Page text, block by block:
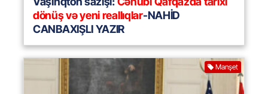
dönüş və yeni reallıqlar-NAHİD
CANBAXIŞLI YAZIR
Manşet